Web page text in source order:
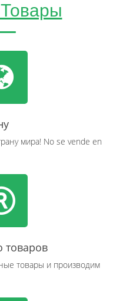
мира! No se vende en
товаров
товары и производим